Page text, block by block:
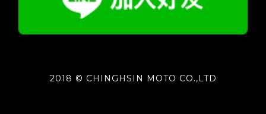
2018 © CHINGHSIN MOTO CO.,LTD